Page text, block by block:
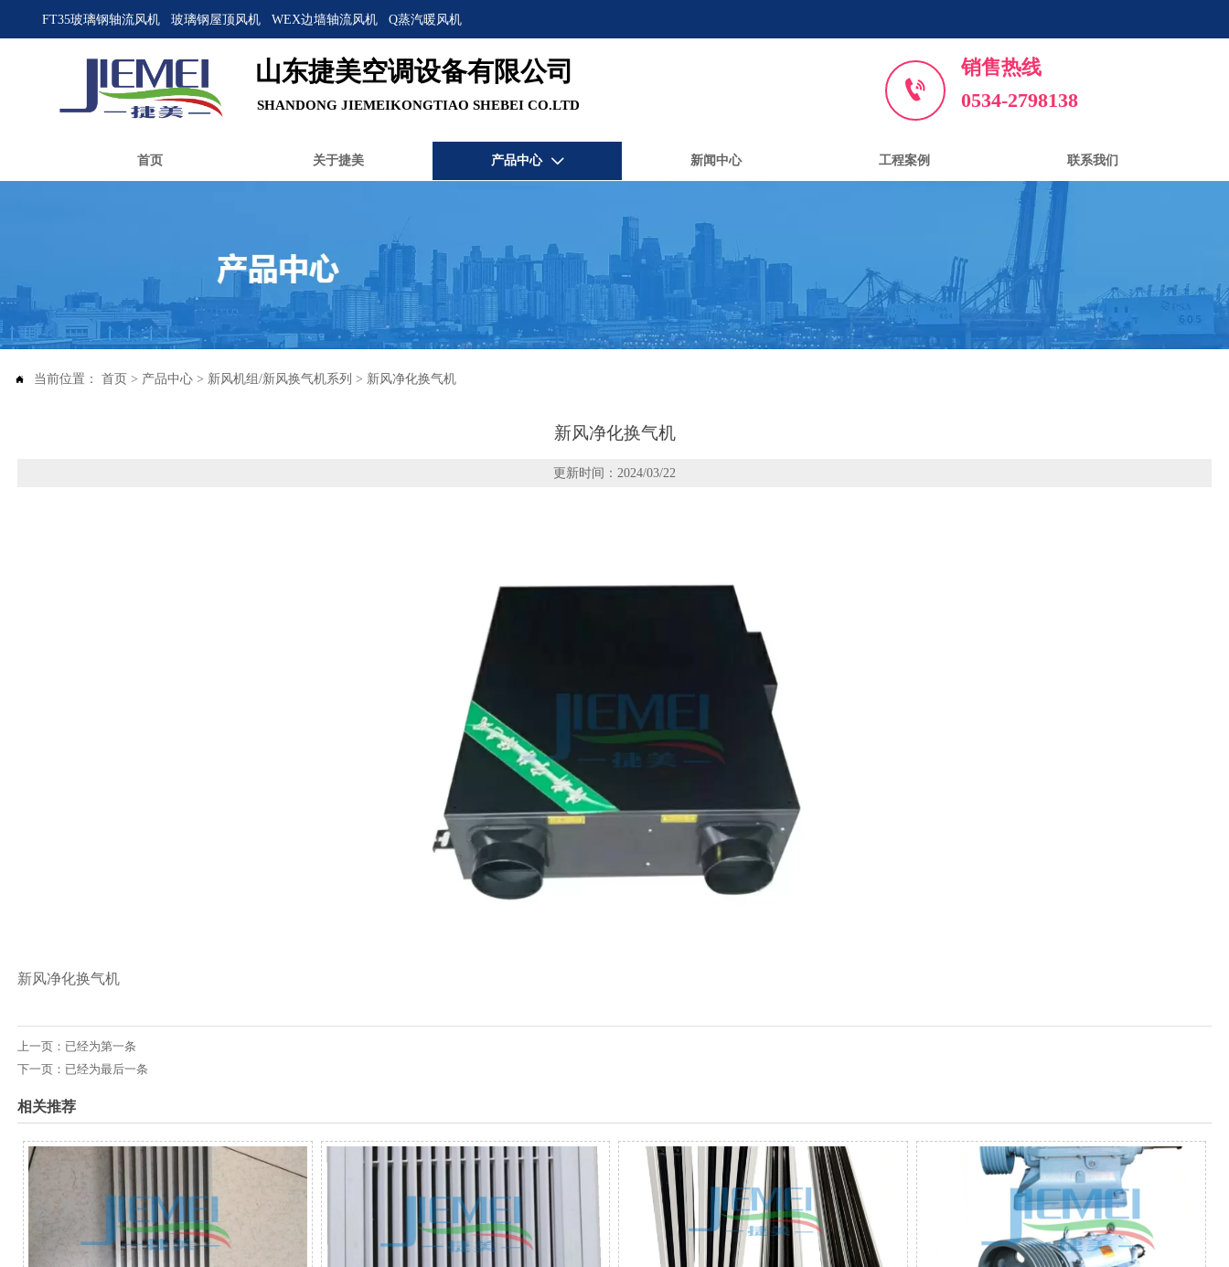
FT35玻璃钢轴流风机 玻璃钢屋顶风机 WEX边墙轴流风机 Q蒸汽暖风机
山东捷美空调设备有限公司
SHANDONG JIEMEIKONGTIAO SHEBEI CO.LTD 
销售热线
0534-2798138
首页 关于捷美 产品中心  新闻中心 工程案例 联系我们
 当前位置： 首页 > 产品中心> 新风机组/新风换气机系列 > 新风净化换气机
新风净化换气机
更新时间：2024/03/22
新风净化换气机
上一页：已经为第一条
下一页：已经为最后一条
相关推荐